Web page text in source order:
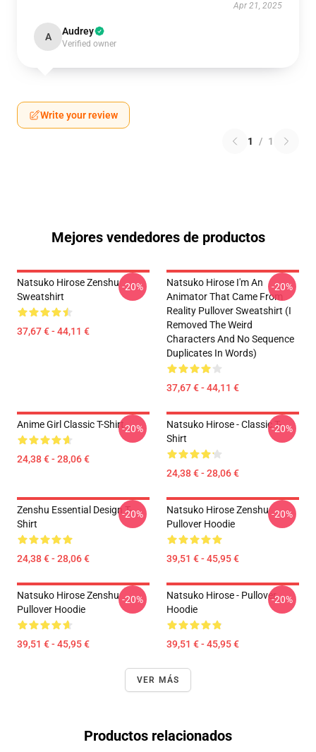
Apr 21, 2025
A Audrey
Verified owner
Write your review
1 / 1
Mejores vendedores de productos
Natsuko Hirose Zenshu
Sweatshirt
37,67 € - 44,11 €
-20%
Natsuko Hirose I'm An
Animator That Came From
Reality Pullover Sweatshirt (I
Removed The Weird
Characters And No Sequence
Duplicates In Words)
37,67 € - 44,11 €
-20%
Anime Girl Classic T-Shirt
24,38 € - 28,06 €
-20%
Natsuko Hirose - Classic T-
Shirt
24,38 € - 28,06 €
-20%
Zenshu Essential Design T-
Shirt
24,38 € - 28,06 €
-20%
Natsuko Hirose Zenshu
Pullover Hoodie
39,51 € - 45,95 €
-20%
Natsuko Hirose Zenshu
Pullover Hoodie
39,51 € - 45,95 €
-20%
Natsuko Hirose - Pullover
Hoodie
39,51 € - 45,95 €
-20%
VER MÁS
Productos relacionados